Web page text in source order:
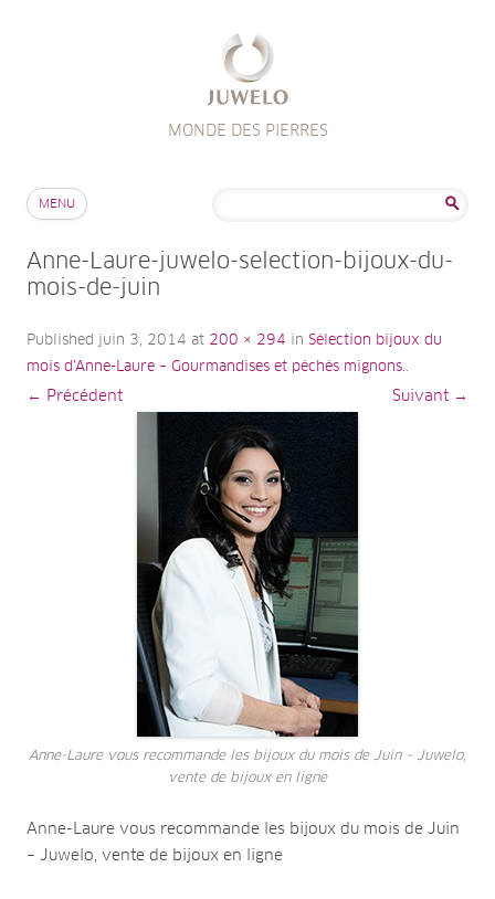
MONDE DES PIERRES
MENU
Anne-Laure-juwelo-selection-bijoux-du-
mois-de-juin
Published juin 3, 2014 at 200 × 294 in Sélection bijoux du
mois d’Anne-Laure – Gourmandises et péchés mignons..
← Précédent Suivant →
Anne-Laure vous recommande les bijoux du mois de Juin – Juwelo,
vente de bijoux en ligne
Anne-Laure vous recommande les bijoux du mois de Juin
– Juwelo, vente de bijoux en ligne